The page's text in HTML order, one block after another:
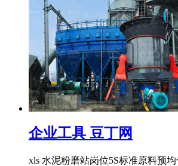
企业工具 豆丁网
xls 水泥粉磨站岗位5S标准原料预